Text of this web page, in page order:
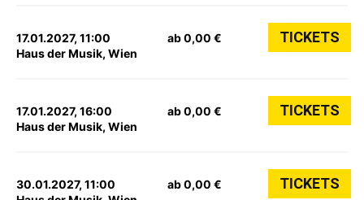
17.01.2027, 11:00
Haus der Musik, Wien
ab 0,00 € TICKETS
17.01.2027, 16:00
Haus der Musik, Wien
ab 0,00 € TICKETS
30.01.2027, 11:00
ab 0,00 € TICKETS